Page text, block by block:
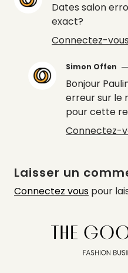
Dates salon
exact?
Connectez-
Simon Offen
Bonjour
erreur sur le
pour cette
Connectez-
Laisser un
Connectez vous pour